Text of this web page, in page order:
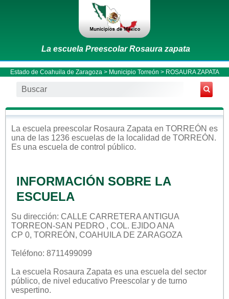
La escuela Preescolar Rosaura zapata
Estado de Coahuila de Zaragoza > Municipio Torreón > ROSAURA ZAPATA
La escuela preescolar Rosaura Zapata en TORREÓN es
una de las 1236 escuelas de la localidad de TORREÓN .
Es una escuela de control público.
INFORMACIÓN SOBRE LA
ESCUELA
Su dirección: CALLE CARRETERA ANTIGUA
TORREON-SAN PEDRO , COL. EJIDO ANA
CP 0, TORREÓN, COAHUILA DE ZARAGOZA
Teléfono: 8711499099
La escuela Rosaura Zapata es una escuela del sector
público, de nivel educativo Preescolar y de turno
vespertino.